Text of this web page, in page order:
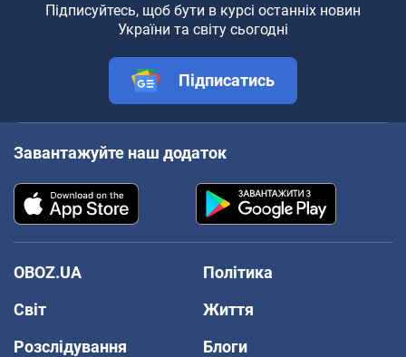
Підписуйтесь, щоб бути в курсі останніх новин
України та світу сьогодні
Підписатись
Завантажуйте наш додаток
OBOZ.UA
Політика
Світ
Життя
Розслідування
Блоги